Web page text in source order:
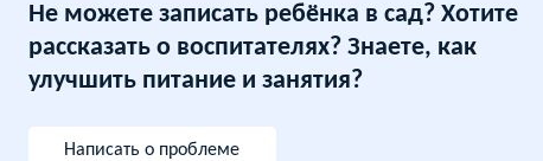
Не можете записать ребёнка в сад? Хотите
рассказать о воспитателях? Знаете, как
улучшить питание и занятия?
Написать о проблеме